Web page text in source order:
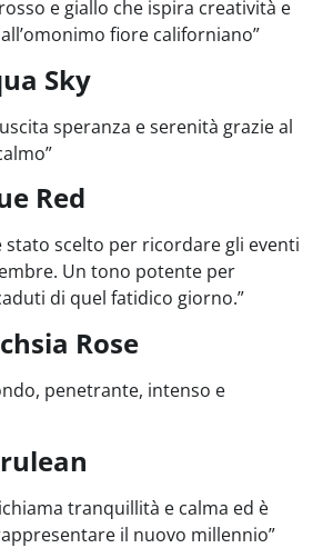
e giallo che ispira creatività e
fiore californiano”
Sky
speranza e serenità grazie al
Red
stato scelto per ricordare gli eventi
Un tono potente per
di quel fatidico giorno.”
Rose
penetrante, intenso e
tranquillità e calma ed è
il nuovo millennio”